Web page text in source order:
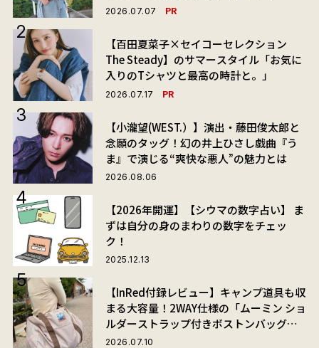
2026.07.07 PR
【百田夏菜子×セイコーセレクション
The Steady】のサマースタイル「お気に
入りのTシャツと最高の時計と。」
2026.07.17 PR
【小瀧望(WEST.）】演出・藤田俊太郎と
念願のタッグ！幻の井上ひさし戯曲『う
ま』で演じる“爽快な悪人”の魅力とは
2026.08.06
【2026年開運】【シウマの数字占い】 ま
ずは自分の身のまわりの数字をチェッ
ク！
2025.12.13
【InRed付録レビュー】キャンプ道具も収
まる大容量！2WAY仕様の「ムーミン ショ
ルダーストラップ付きボストンバッグ」
が夏旅におすすめな理由
2026.07.10